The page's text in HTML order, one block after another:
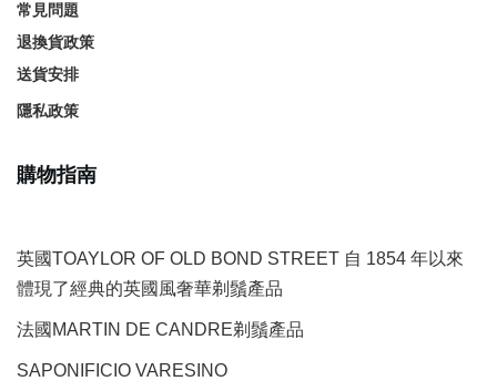
常見問題
退換貨政策
送貨安排
隱私政策
購物指南
英國TOAYLOR OF OLD BOND STREET 自 1854 年以來
體現了經典的英國風奢華剃鬚產品
法國MARTIN DE CANDRE剃鬚產品
SAPONIFICIO VARESINO